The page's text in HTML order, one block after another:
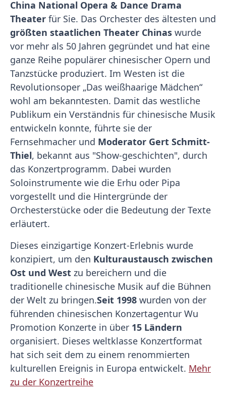
China National Opera & Dance Drama
Theater für Sie. Das Orchester des ältesten und
größten staatlichen Theater Chinas wurde
vor mehr als 50 Jahren gegründet und hat eine
ganze Reihe populärer chinesischer Opern und
Tanzstücke produziert. Im Westen ist die
Revolutionsoper „Das weißhaarige Mädchen“
wohl am bekanntesten. Damit das westliche
Publikum ein Verständnis für chinesische Musik
entwickeln konnte, führte sie der
Fernsehmacher und Moderator Gert Schmitt-
Thiel, bekannt aus "Show-geschichten", durch
das Konzertprogramm. Dabei wurden
Soloinstrumente wie die Erhu oder Pipa
vorgestellt und die Hintergründe der
Orchesterstücke oder die Bedeutung der Texte
erläutert.
Dieses einzigartige Konzert-Erlebnis wurde
konzipiert, um den Kulturaustausch zwischen
Ost und West zu bereichern und die
traditionelle chinesische Musik auf die Bühnen
der Welt zu bringen.Seit 1998 wurden von der
führenden chinesischen Konzertagentur Wu
Promotion Konzerte in über 15 Ländern
organisiert. Dieses weltklasse Konzertformat
hat sich seit dem zu einem renommierten
kulturellen Ereignis in Europa entwickelt. Mehr
zu der Konzertreihe